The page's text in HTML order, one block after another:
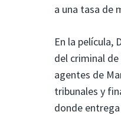
a una tasa de
En la película,
del criminal
agentes de
tribunales y
donde